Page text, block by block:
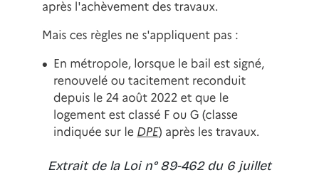
Extrait de la Loi n° 89-462 du 6 juillet